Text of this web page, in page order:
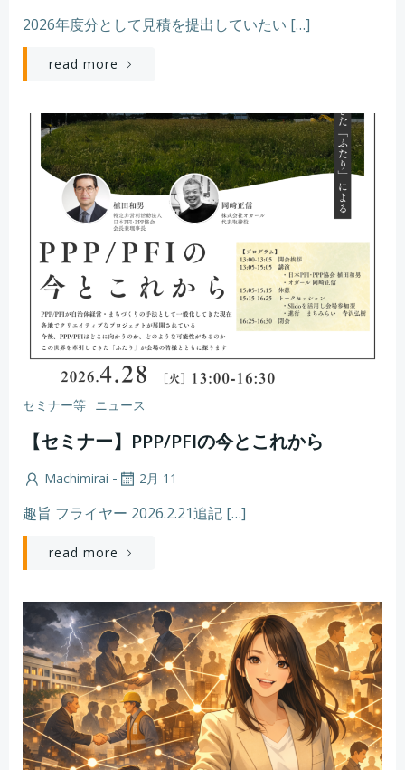
2026年度分として見積を提出していたい […]
read more
セミナー等 ニュース
【セミナー】PPP/PFIの今とこれから
Machimirai - 2月 11
趣旨 フライヤー 2026.2.21追記 […]
read more